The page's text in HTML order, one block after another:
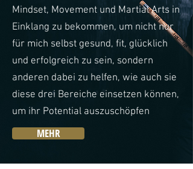
Mindset, Movement und Martial Arts in
Einklang zu bekommen, um nicht nur
für mich selbst gesund, fit, glücklich
und erfolgreich zu sein, sondern
anderen dabei zu helfen, wie auch sie
diese drei Bereiche einsetzen können,
um ihr Potential auszuschöpfen
MEHR